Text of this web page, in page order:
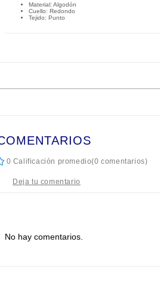
Material: Algodón
Cuello: Redondo
Tejido: Punto
0 Calificación promedio(0 comentarios)
No hay comentarios.